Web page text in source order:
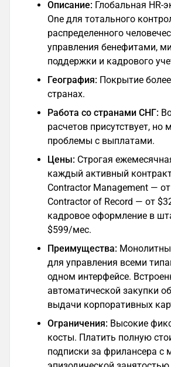
Описание: Глобальная HR-
One для тотального
распределенного
управления бенефитами,
поддержки и кадрового
География: Покрытие
странах.
Работа со странами СНГ:
расчетов присутствует, но
проблемы с выплатами.
Цены: Строгая
каждый активный
Contractor Management —
Contractor of Record — от
кадровое оформление в
$599/мес.
Преимущества:
для управления всеми
одном интерфейсе.
автоматической закупки
выдачи корпоративных
Ограничения: Высокие
косты. Платить полную
подписки за фрилансера с